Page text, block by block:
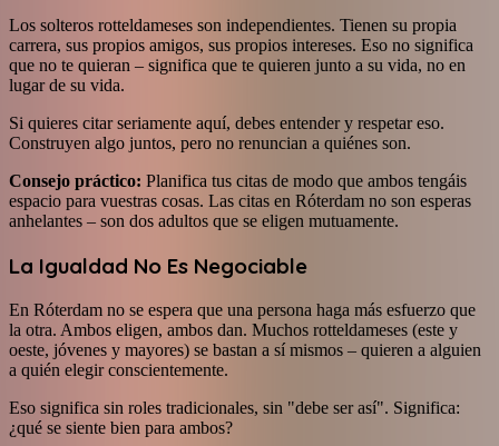
Los solteros rotteldameses son independientes. Tienen su propia
carrera, sus propios amigos, sus propios intereses. Eso no significa
que no te quieran – significa que te quieren junto a su vida, no en
lugar de su vida.
Si quieres citar seriamente aquí, debes entender y respetar eso.
Construyen algo juntos, pero no renuncian a quiénes son.
Consejo práctico: Planifica tus citas de modo que ambos tengáis
espacio para vuestras cosas. Las citas en Róterdam no son esperas
anhelantes – son dos adultos que se eligen mutuamente.
La Igualdad No Es Negociable
En Róterdam no se espera que una persona haga más esfuerzo que
la otra. Ambos eligen, ambos dan. Muchos rotteldameses (este y
oeste, jóvenes y mayores) se bastan a sí mismos – quieren a alguien
a quién elegir conscientemente.
Eso significa sin roles tradicionales, sin "debe ser así". Significa:
¿qué se siente bien para ambos?